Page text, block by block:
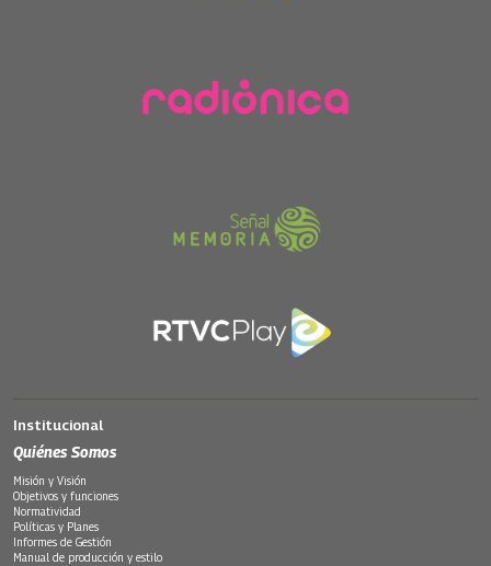
Institucional
Quiénes Somos
Misión y Visión
Objetivos y funciones
Normatividad
Políticas y Planes
Informes de Gestión
Manual de producción y estilo